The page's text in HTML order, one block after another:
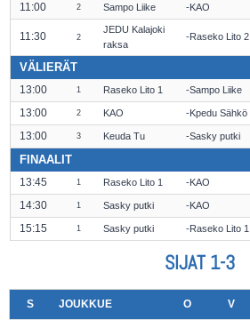
11:00
2 Sampo Liike KAO
11:30 2
JEDU Kalajoki
raksa
Raseko Lito 2
VÄLIERÄT
13:00 1 Raseko Lito 1 Sampo Liike
13:00
2 KAO Kpedu Sähkö
13:00
3 Keuda Tu Sasky putki
FINAALIT
13:45 1 Raseko Lito 1 KAO
14:30
1 Sasky putki KAO
15:15
1 Sasky putki Raseko Lito 1
SIJAT 1-3
S JOUKKUE O V